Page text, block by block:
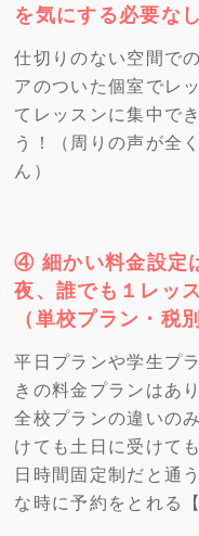
を気にする必要なし
仕切りのない空間で
アのついた個室でレ
てレッスンに集中で
う！（周りの声が全
ん）
④ 細かい料金設定
夜、誰でも１レッ
（単校プラン・税
平日プランや学生プ
きの料金プランはあ
全校プランの違いの
けても土日に受けて
日時間固定制だと通
な時に予約をとれる